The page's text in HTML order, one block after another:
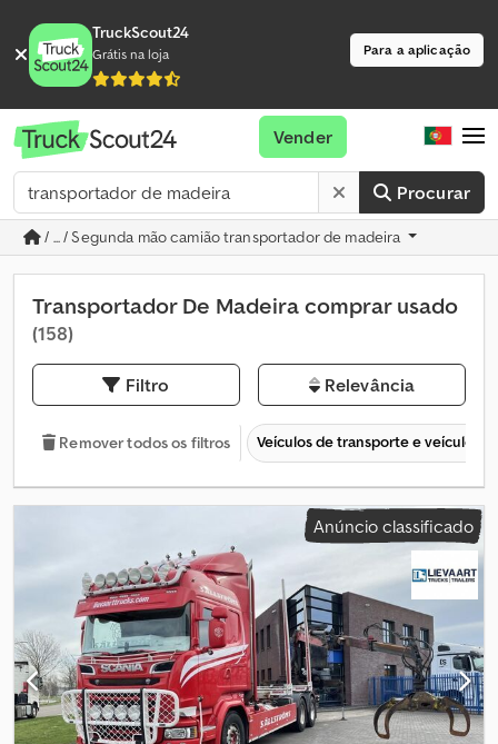
TruckScout24
Grátis na loja Para a aplicação
Procurar
Vender
/ ... / Segunda mão camião transportador de madeira
Transportador De Madeira comprar usado
(158)
Filtro Relevância
Remover todos os filtros Veículos de transporte e veículos
Anúncio classificado